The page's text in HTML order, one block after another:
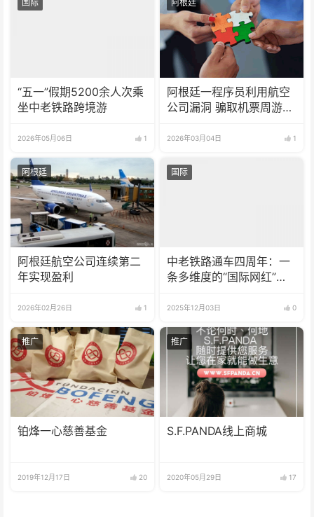
国际
“五一”假期5200余人次乘
坐中老铁路跨境游
2026年05月06日 1
阿根廷
阿根廷一程序员利用航空
公司漏洞 骗取机票周游世
2026年03月04日 1
阿根廷
阿根廷航空公司连续第二
年实现盈利
2026年02月26日 1
国际
中老铁路通车四周年：一
条多维度的“国际网红”铁
2025年12月03日 0
推广
铂烽一心慈善基金
2019年12月17日 20
推广
S.F.PANDA线上商城
2020年05月29日 17